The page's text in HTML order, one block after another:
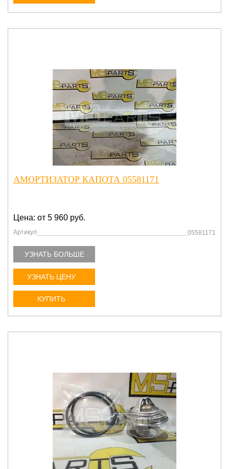
АМОРТИЗАТОР КАПОТА 05581171
Цена: от 5 960 руб.
Артикул 05581171
УЗНАТЬ БОЛЬШЕ
УЗНАТЬ ЦЕНУ
КУПИТЬ